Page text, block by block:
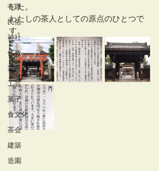
有職
民俗
神社
仏教
宗教
工芸
菓子
食文化
茶会
建築
造園
した。
わたしの茶人としての原点のひとつで
す。